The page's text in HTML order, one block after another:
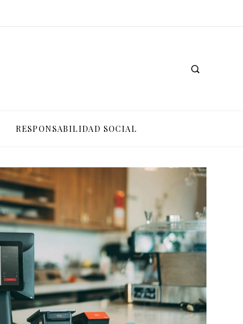
RESPONSABILIDAD SOCIAL